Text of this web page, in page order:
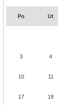
Po Ut
3 4
10 11
17 18